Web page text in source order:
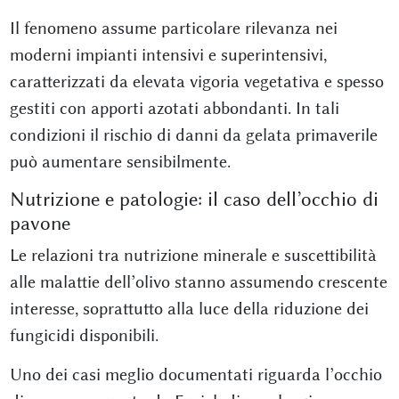
Il fenomeno assume particolare rilevanza nei
moderni impianti intensivi e superintensivi,
caratterizzati da elevata vigoria vegetativa e spesso
gestiti con apporti azotati abbondanti. In tali
condizioni il rischio di danni da gelata primaverile
può aumentare sensibilmente.
Nutrizione e patologie: il caso dell’occhio di
pavone
Le relazioni tra nutrizione minerale e suscettibilità
alle malattie dell’olivo stanno assumendo crescente
interesse, soprattutto alla luce della riduzione dei
fungicidi disponibili.
Uno dei casi meglio documentati riguarda l’occhio